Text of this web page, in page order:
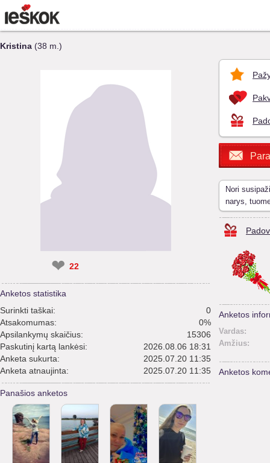
Kristina (38 m.)
❤ 22
Anketos statistika
Surinkti taškai:
0
Atsakomumas:
0%
Apsilankymų skaičius:
15306
Paskutinį kartą lankėsi:
2026.08.06 18:31
Anketa sukurta:
2025.07.20 11:35
Anketa atnaujinta:
2025.07.20 11:35
Panašios anketos
Nori
narys,
Anketos
Vardas:
Amžius:
Anketos